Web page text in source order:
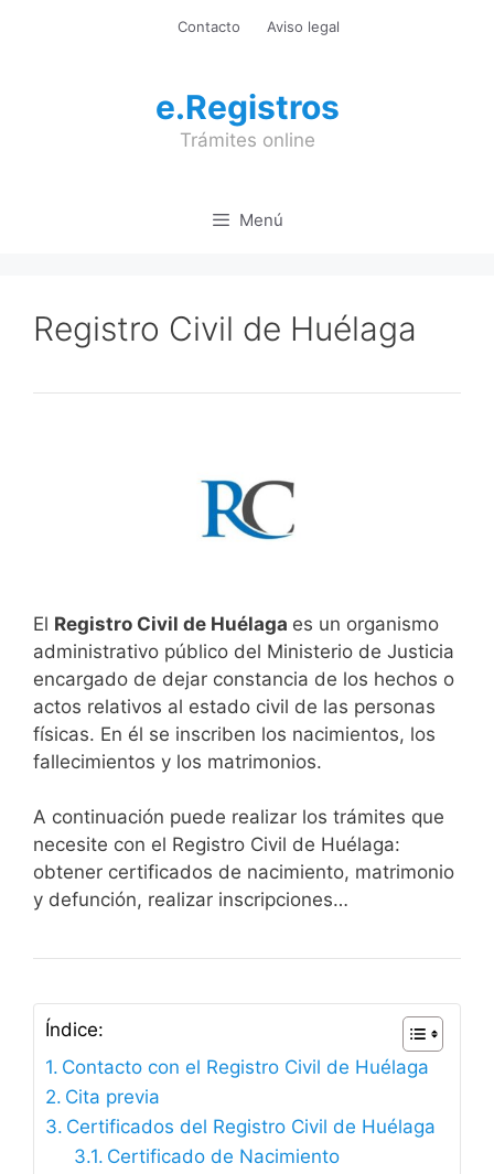
Contacto Aviso legal
e.Registros
Trámites online
Menú
Registro Civil de Huélaga
El Registro Civil de Huélaga es un organismo
administrativo público del Ministerio de Justicia
encargado de dejar constancia de los hechos o
actos relativos al estado civil de las personas
físicas. En él se inscriben los nacimientos, los
fallecimientos y los matrimonios.
A continuación puede realizar los trámites que
necesite con el Registro Civil de Huélaga:
obtener certificados de nacimiento, matrimonio
y defunción, realizar inscripciones…
Índice:
Contacto con el Registro Civil de Huélaga
Cita previa
Certificados del Registro Civil de Huélaga
Certificado de Nacimiento